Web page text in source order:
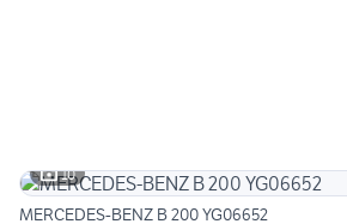
10
MERCEDES-BENZ B 200 YG06652